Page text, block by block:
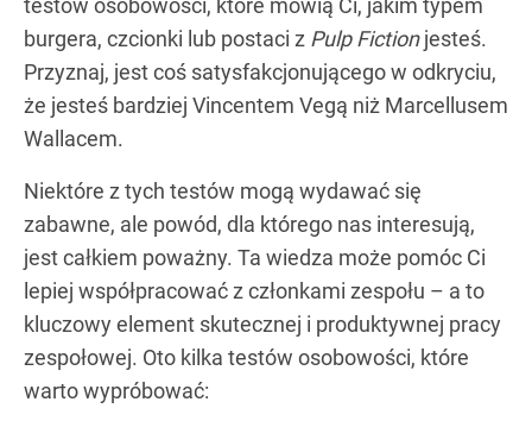
burgera, czcionki lub postaci z Pulp Fictionjesteś.
Przyznaj, jest coś satysfakcjonującego w odkryciu,
że jesteś bardziej Vincentem Vegą niż Marcellusem
Wallacem.
Niektóre z tych testów mogą wydawać się
zabawne, ale powód, dla którego nas interesują,
jest całkiem poważny. Ta wiedza może pomóc Ci
lepiej współpracować z członkami zespołu – a to
kluczowy element skutecznej i produktywnej pracy
zespołowej. Oto kilka testów osobowości, które
warto wypróbować: